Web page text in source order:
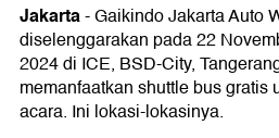
Jakarta-Gaikindo Jakarta Auto
diselenggarakan pada 22
2024 di ICE, BSD-City,
memanfaatkan shuttle bus gratis
acara. Ini lokasi-lokasinya.